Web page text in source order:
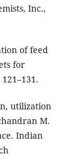
Inc.,
of feed
for
utilization
M.
Indian